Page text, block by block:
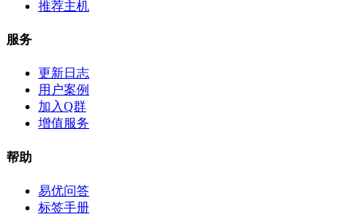
推荐主机
服务
更新日志
用户案例
加入Q群
增值服务
帮助
易优问答
标签手册